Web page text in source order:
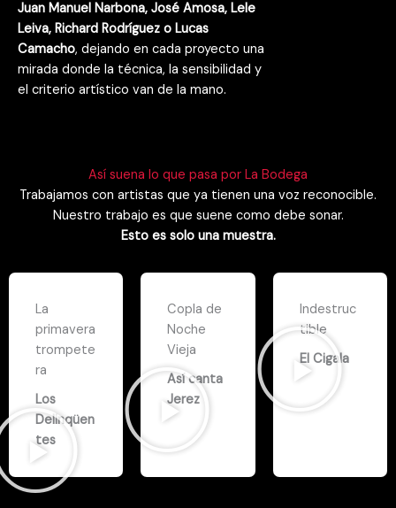
Juan Manuel Narbona, José Amosa, Lele
Leiva, Richard Rodríguez o Lucas
Camacho, dejando en cada proyecto una
mirada donde la técnica, la sensibilidad y
el criterio artístico van de la mano.
Así suena lo que pasa por La Bodega
Trabajamos con artistas que ya tienen una voz reconocible.
Nuestro trabajo es que suene como debe sonar.
Esto es solo una muestra.
La
primavera
trompete
ra
Los
Delinqüen
tes
Copla de
Noche
Vieja
Así canta
Jerez
Indestruc
tible
El Cigala